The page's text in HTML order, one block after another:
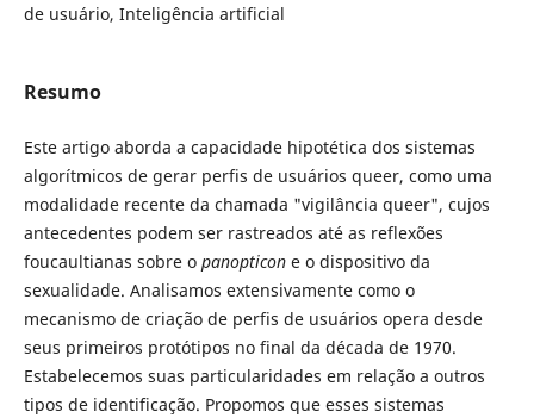
de usuário, Inteligência artificial
Resumo
Este artigo aborda a capacidade hipotética dos sistemas
algorítmicos de gerar perfis de usuários queer, como uma
modalidade recente da chamada "vigilância queer", cujos
antecedentes podem ser rastreados até as reflexões
foucaultianas sobre o panopticone o dispositivo da
sexualidade. Analisamos extensivamente como o
mecanismo de criação de perfis de usuários opera desde
seus primeiros protótipos no final da década de 1970.
Estabelecemos suas particularidades em relação a outros
tipos de identificação. Propomos que esses sistemas